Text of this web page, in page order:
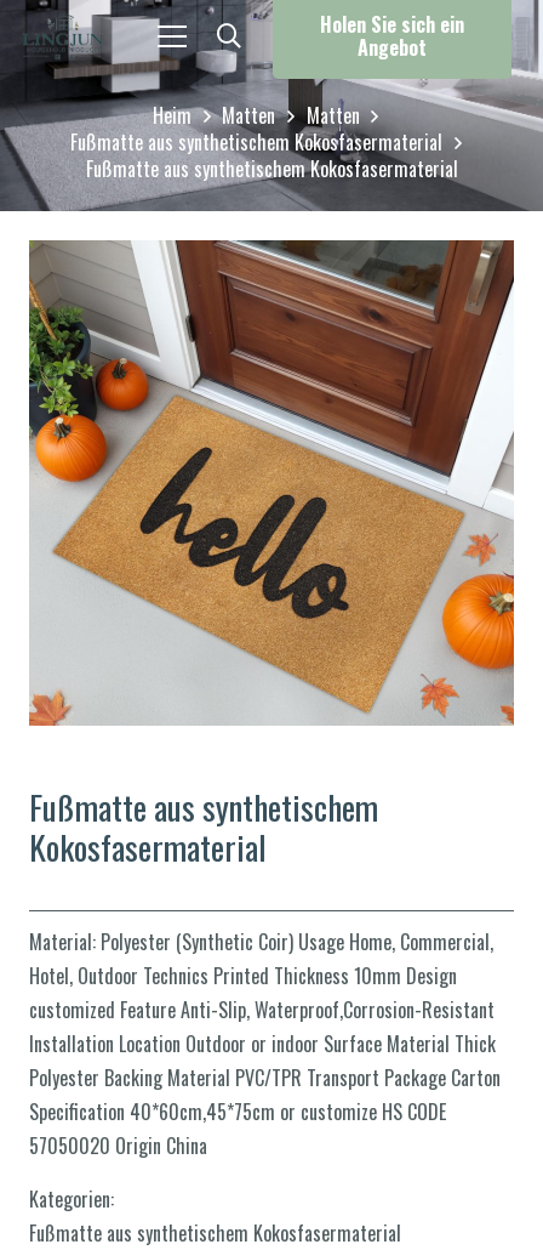
Holen Sie sich ein
Angebot
Heim Matten
Matten
Fußmatte aus synthetischem Kokosfasermaterial
Fußmatte aus synthetischem Kokosfasermaterial
Fußmatte aus synthetischem
Kokosfasermaterial
Material: Polyester (Synthetic Coir) Usage Home, Commercial,
Hotel, Outdoor Technics Printed Thickness 10mm Design
customized Feature Anti-Slip, Waterproof,Corrosion-Resistant
Installation Location Outdoor or indoor Surface Material Thick
Polyester Backing Material PVC/TPR Transport Package Carton
Specification 40*60cm,45*75cm or customize HS CODE
57050020 Origin China
Kategorien:
Fußmatte aus synthetischem Kokosfasermaterial